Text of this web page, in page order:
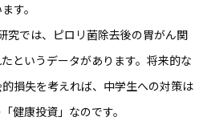
す。
究では、ピロリ菌除去後の胃がん関
というデータがあります。将来的な
損失を考えれば、中学生への対策は
健康投資」なのです。